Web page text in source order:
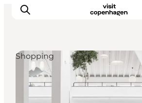
Aktiviteter
Spise og drikke
Shopping